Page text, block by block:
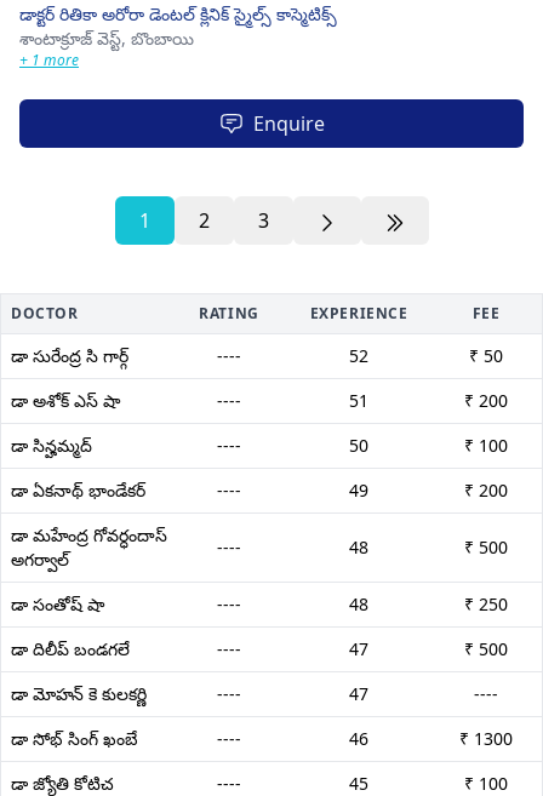
డాక్టర్ రితికా అరోరా డెంటల్ క్లినిక్ స్మైల్స్ కాస్మెటిక్స్
శాంటాక్రూజ్ వెస్ట్, బొంబాయి
+ 1 more
Enquire
1 2 3
DOCTOR RATING EXPERIENCE FEE
డా సురేంద్ర సి గార్గ్ ---- 52
₹ 50
డా అశోక్ ఎస్ షా
---- 51
₹ 200
డా సిన్హమ్మద్
---- 50
₹ 100
డా ఏకనాథ్ భాండేకర్
---- 49
₹ 200
డా మహేంద్ర గోవర్ధందాస్
అగర్వాల్
---- 48 ₹ 500
డా సంతోష్ షా ---- 48
₹ 250
డా దిలీప్ బండగలే
---- 47
₹ 500
డా మోహన్ కె కులకర్ణి
---- 47
----
డా సోభ్ సింగ్ ఖంబే
---- 46
₹ 1300
డా జ్యోతి కోటిచ
---- 45 ₹ 100